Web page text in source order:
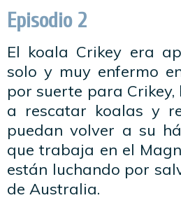
Episodio 2
El koala Crikey era
solo y muy enfermo
por suerte para
a rescatar koalas y
puedan volver a su
que trabaja en el
están luchando por
de Australia.